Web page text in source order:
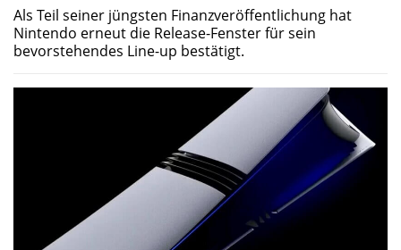
Als Teil seiner jüngsten Finanzveröffentlichung hat
Nintendo erneut die Release-Fenster für sein
bevorstehendes Line-up bestätigt.